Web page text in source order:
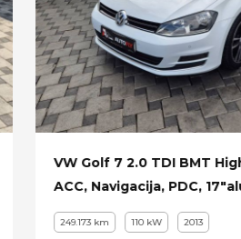
VW Golf 7 2.0 TDI BMT
ACC, Navigacija, PDC,
249.173 km 110 kW 2013